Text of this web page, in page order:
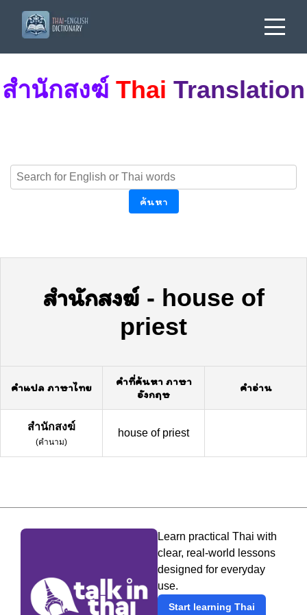
สำนักสงฆ์ Thai Translation
ค้นหา
สำนักสงฆ์- house of
priest
คำแปล ภาษาไทย
คำที่ค้นหา ภาษา
อังกฤษ
คำอ่าน
สำนักสงฆ์
(คำนาม)
house of priest
Learn practical Thai with
clear, real-world lessons
designed for everyday
use.
Start learning Thai